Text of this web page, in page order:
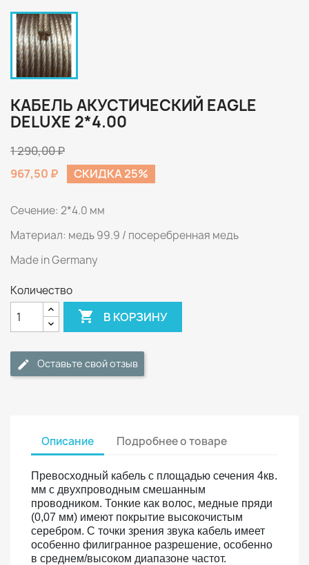
КАБЕЛЬ АКУСТИЧЕСКИЙ EAGLE
DELUXE 2*4.00
1 290,00 ₽
967,50 ₽
СКИДКА 25%
Сечение: 2*4.0 мм
Материал: медь 99.9 / посеребренная медь
Made in Germany
Количество
 В КОРЗИНУ
Оставьте свой отзыв
Описание Подробнее о товаре
Превосходный кабель с площадью сечения 4кв.
мм с двухпроводным смешанным
проводником. Тонкие как волос, медные пряди
(0,07 мм) имеют покрытие высокочистым
серебром. С точки зрения звука кабель имеет
особенно филигранное разрешение, особенно
в среднем/высоком диапазоне частот.